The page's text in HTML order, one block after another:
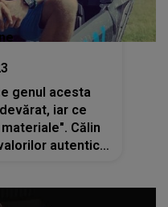
genul acesta
iar ce
Călin
autentice